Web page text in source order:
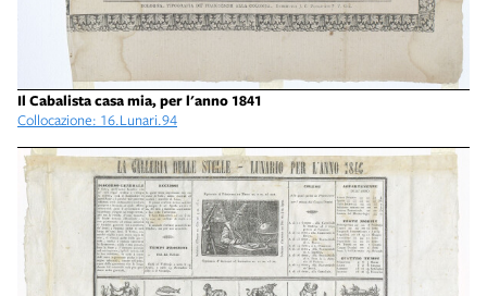
Il Cabalista casa mia, per l'anno 1841
Collocazione: 16.Lunari.94